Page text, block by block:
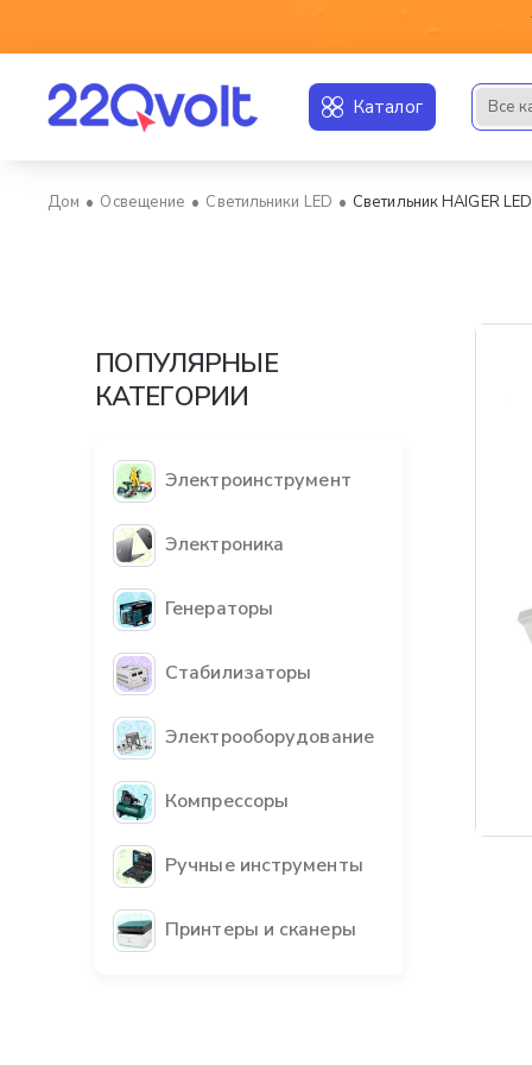
Каталог Все
Освещение Светильники LED Светильник HAIGER
ПОПУЛЯРНЫЕ
КАТЕГОРИИ
Электроинструмент
Электроника
Генераторы
Стабилизаторы
Электрооборудование
Компрессоры
Ручные инструменты
Принтеры и сканеры